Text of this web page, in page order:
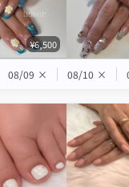
¥6,500
08/09 × 08/10 ×